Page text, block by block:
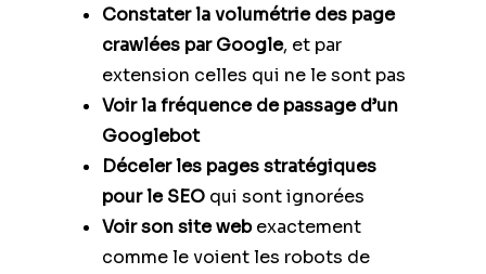
Constater la volumétrie des page
crawlées par Google, et par
extension celles qui ne le sont pas
Voir la fréquence de passage d’un
Googlebot
Déceler les pages stratégiques
pour le SEO qui sont ignorées
Voir son site webexactement
comme le voient les robots de